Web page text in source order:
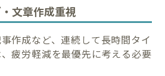
文章作成重視
作成など、連続して長時間タイ
疲労軽減を最優先に考える必要